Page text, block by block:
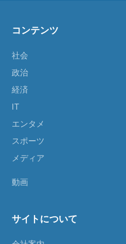
コンテンツ
社会
政治
経済
IT
エンタメ
スポーツ
メディア
動画
サイトについて